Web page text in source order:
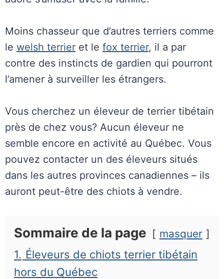
Moins chasseur que d’autres terriers comme
le welsh terrier et le fox terrier, il a par
contre des instincts de gardien qui pourront
l’amener à surveiller les étrangers.
Vous cherchez un éleveur de terrier tibétain
près de chez vous? Aucun éleveur ne
semble encore en activité au Québec. Vous
pouvez contacter un des éleveurs situés
dans les autres provinces canadiennes – ils
auront peut-être des chiots à vendre.
Sommaire de la page masquer
1. Éleveurs de chiots terrier tibétain
hors du Québec